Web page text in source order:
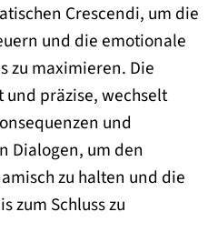
Crescendi, um die
und die emotionale
zu maximieren. Die
präzise, wechselt
und
Dialogen, um den
zu halten und die
zum Schluss zu